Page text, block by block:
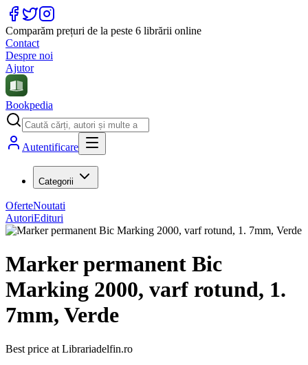
Comparăm prețuri de la peste 6 librării online
Contact
Despre noi
Ajutor
Bookpedia
Autentificare
Categorii
OferteNoutati
AutoriEdituri
Marker permanent Bic
Marking 2000, varf rotund, 1.
7mm, Verde
Best price at Librariadelfin.ro